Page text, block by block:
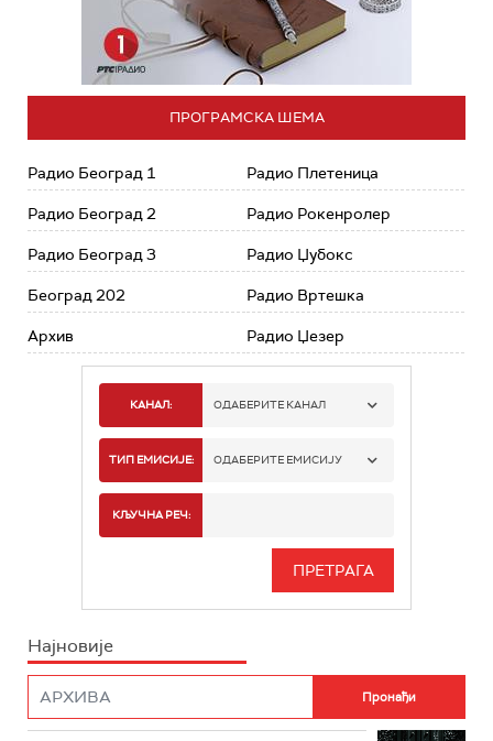
ПРОГРАМСКА ШЕМА
Радио Београд 1
Радио Београд 2
Радио Београд 3
Београд 202
Архив
Радио Плетеница
Радио Рокенролер
Радио Џубокс
Радио Вртешка
Радио Џезер
КАНАЛ: ОДАБЕРИТЕ КАНАЛ
РАДИО БЕОГРАД 1
РАДИО БЕОГРАД 3
РАДИО РОКЕНРОЛЕР
ТИП ЕМИСИЈЕ: ОДАБЕРИТЕ ЕМИСИЈУ
ИНФО
КЉУЧНА РЕЧ:
Најновије